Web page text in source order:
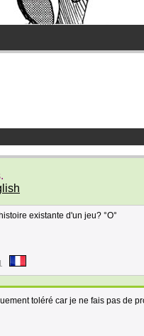
existante d'un jeu? °O°
toléré car je ne fais pas de